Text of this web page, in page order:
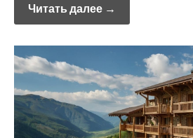
Читать далее →